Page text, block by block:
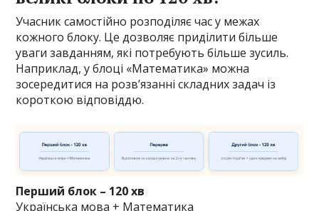
Учасник самостійно розподіляє час у межах
кожного блоку. Це дозволяє приділити більше
уваги завданням, які потребують більше зусиль.
Наприклад, у блоці «Математика» можна
зосередитися на розв’язанні складних задач із
короткою відповіддю.
Перший блок – 120 хв
Українська мова + Математика